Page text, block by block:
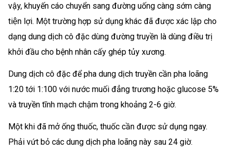
vậy, khuyến cáo chuyển sang đường uống càng sớm càng
tiện lợi. Một trường hợp sử dụng khác đã được xác lập cho
dạng dung dịch cô đặc dùng đường truyền là dùng điều trị
khởi đầu cho bệnh nhân cấy ghép tủy xương.
Dung dịch cô đặc để pha dung dịch truyền cần pha loãng
1:20 tới 1:100 với nước muối đẳng trương hoặc glucose 5%
và truyền tĩnh mạch chậm trong khoảng 2-6 giờ.
Một khi đã mở ống thuốc, thuốc cần được sử dụng ngay.
Phải vứt bỏ các dung dịch pha loãng này sau 24 giờ.